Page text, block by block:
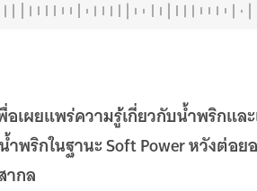
เผยแพร่ความรู้เกี่ยวกับน้ำพริกแล
ริกในฐานะ Soft Power หวังต่
ากล